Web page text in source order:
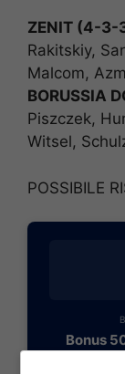
ZENIT (4-3-
Rakitskiy,
Malcom,
BORUSSIA
Piszczek,
Witsel,
POSSIBILE
Bonus